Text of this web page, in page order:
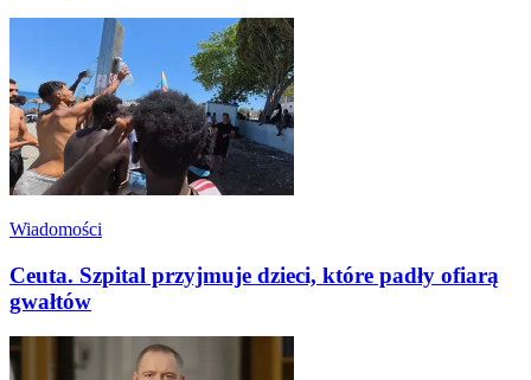
Wiadomości
Ceuta. Szpital przyjmuje dzieci, które padły ofiarą
gwałtów